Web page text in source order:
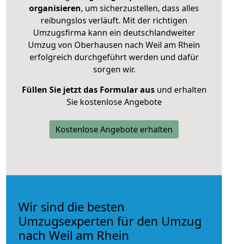
organisieren, um sicherzustellen, dass alles
reibungslos verläuft. Mit der richtigen
Umzugsfirma kann ein deutschlandweiter
Umzug von Oberhausen nach Weil am Rhein
erfolgreich durchgeführt werden und dafür
sorgen wir.
Füllen Sie jetzt das Formular ausund erhalten
Sie kostenlose Angebote
Kostenlose Angebote erhalten
Wir sind die besten
Umzugsexperten für den Umzug
nach Weil am Rhein